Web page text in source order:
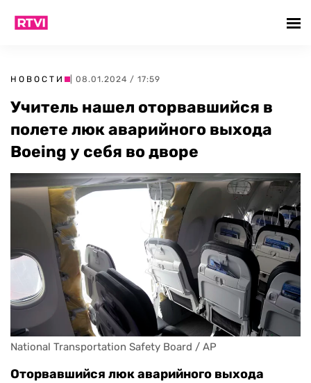
НОВОСТИ | 08.01.2024 / 17:59
Учитель нашел оторвавшийся в
полете люк аварийного выхода
Boeing у себя во дворе
National Transportation Safety Board / AP
Оторвавшийся люк аварийного выхода